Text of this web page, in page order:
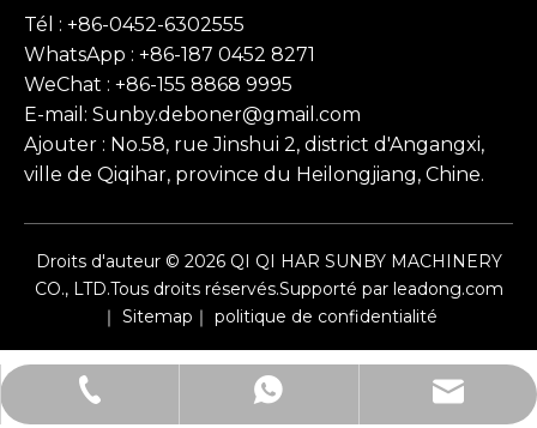
+86-0452-6302555
+86-18704528271
Sunby.deboner@gmail.com
Tél : +86-0452-6302555
WhatsApp : +86-187 0452 8271
WeChat : +86-155 8868 9995
E-mail: Sunby.deboner@gmail.com
Ajouter : No.58, rue Jinshui 2, district d'Angangxi,
ville de Qiqihar, province du Heilongjiang, Chine.
Droits d'auteur © 2026QI QI HAR SUNBY MACHINERY
CO., LTD.Tous droits réservés.Supporté par leadong.com
｜ Sitemap ｜ politique de confidentialité